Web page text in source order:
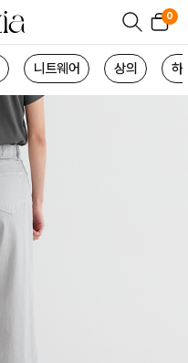
0
니트웨어 상의 하